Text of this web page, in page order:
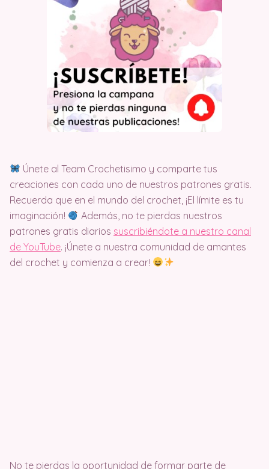
Únete al Team Crochetisimo y comparte tus
creaciones con cada uno de nuestros patrones gratis.
Recuerda que en el mundo del crochet, ¡El límite es tu
imaginación!
Además, no te pierdas nuestros
patrones gratis diarios suscribiéndote a nuestro canal
de YouTube. ¡Únete a nuestra comunidad de amantes
del crochet y comienza a crear!
No te pierdas la oportunidad de formar parte de